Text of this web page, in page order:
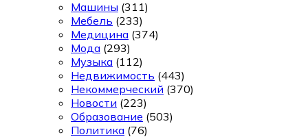
Машины (311)
Мебель (233)
Медицина (374)
Мода (293)
Музыка (112)
Недвижимость (443)
Некоммерческий (370)
Новости (223)
Образование (503)
Политика (76)